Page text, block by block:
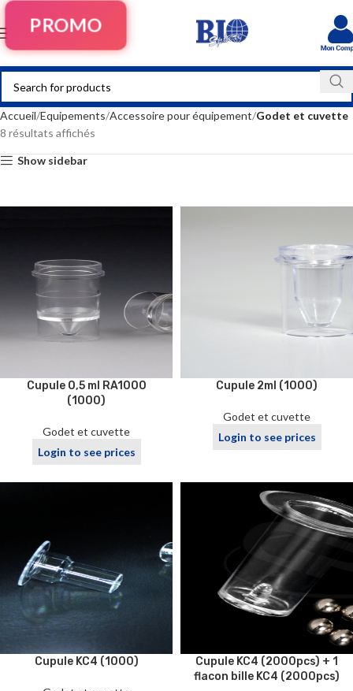
PROMO
Accueil Equipements Accessoire pour équipement Godet et cuvette
8 résultats affichés
Show sidebar
Cupule 0,5 ml RA1000
(1000)
Godet et cuvette
Login to see prices
Cupule 2ml (1000)
Godet et cuvette
Login to see prices
Cupule KC4 (1000)
Cupule KC4 (2000pcs) + 1
flacon bille KC4 (2000pcs)